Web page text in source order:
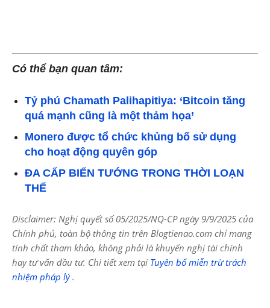
Có thể bạn quan tâm:
Tỷ phú Chamath Palihapitiya: ‘Bitcoin tăng
quá mạnh cũng là một thảm họa’
Monero được tổ chức khủng bố sử dụng
cho hoạt động quyên góp
ĐA CẤP BIẾN TƯỚNG TRONG THỜI LOẠN
THẾ
Disclaimer: Nghị quyết số 05/2025/NQ-CP ngày 9/9/2025 của
Chính phủ, toàn bộ thông tin trên Blogtienao.com chỉ mang
tính chất tham khảo, không phải là khuyến nghị tài chính
hay tư vấn đầu tư. Chi tiết xem tại Tuyên bố miễn trừ trách
nhiệm pháp lý.